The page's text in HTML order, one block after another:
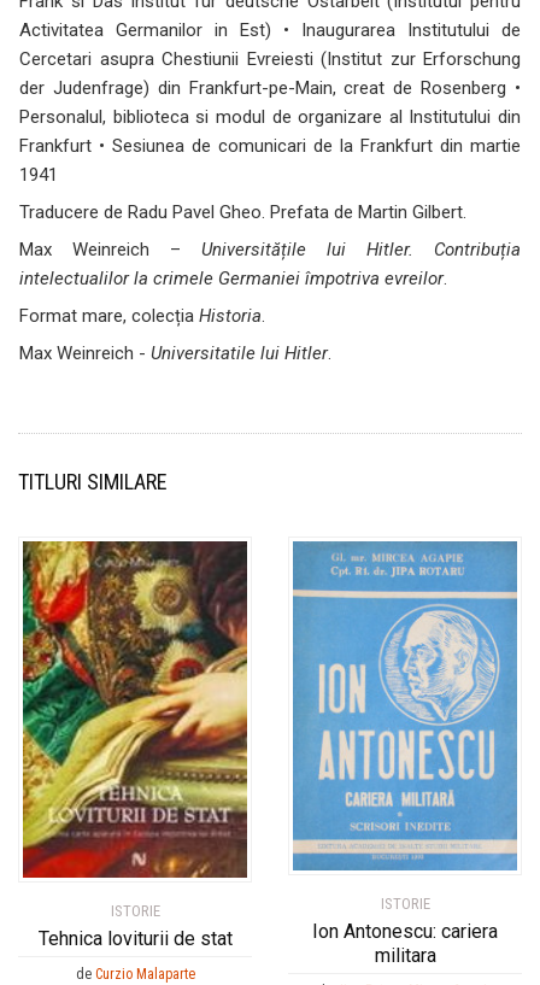
Activitatea Germanilor in Est) • Inaugurarea Institutului de
Cercetari asupra Chestiunii Evreiesti (Institut zur Erforschung
der Judenfrage) din Frankfurt-pe-Main, creat de Rosenberg •
Personalul, biblioteca si modul de organizare al Institutului din
Frankfurt • Sesiunea de comunicari de la Frankfurt din martie
1941
Traducere de Radu Pavel Gheo. Prefata de Martin Gilbert.
Max Weinreich – Universitățile lui Hitler. Contribuția
intelectualilor la crimele Germaniei împotriva evreilor.
Format mare, colecția Historia.
Max Weinreich - Universitatile lui Hitler.
TITLURI SIMILARE
ISTORIE
Tehnica loviturii de stat
de Curzio Malaparte
ISTORIE
Ion Antonescu: cariera
militara